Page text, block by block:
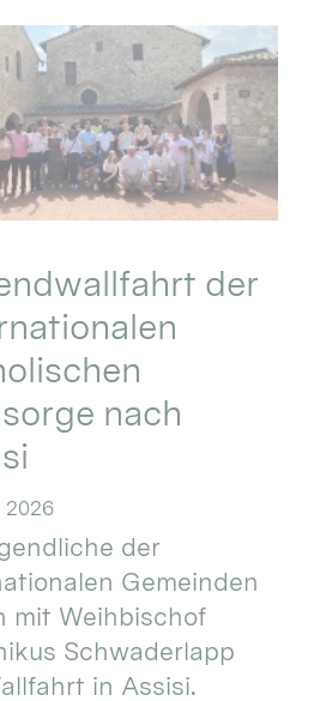
der
nach
2026
der
Gemeinden
mit Weihbischof
Schwaderlapp
in Assisi.